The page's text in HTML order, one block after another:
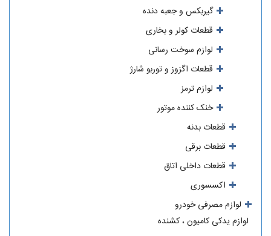
گیربکس و جعبه دنده
قطعات کولر و بخاری
لوازم سوخت رسانی
قطعات اگزوز و توربو شارژ
لوازم ترمز
خنک کننده موتور
قطعات بدنه
قطعات برقی
قطعات داخلی اتاق
اکسسوری
لوازم مصرفی خودرو
لوازم یدکی کامیون ، کشنده